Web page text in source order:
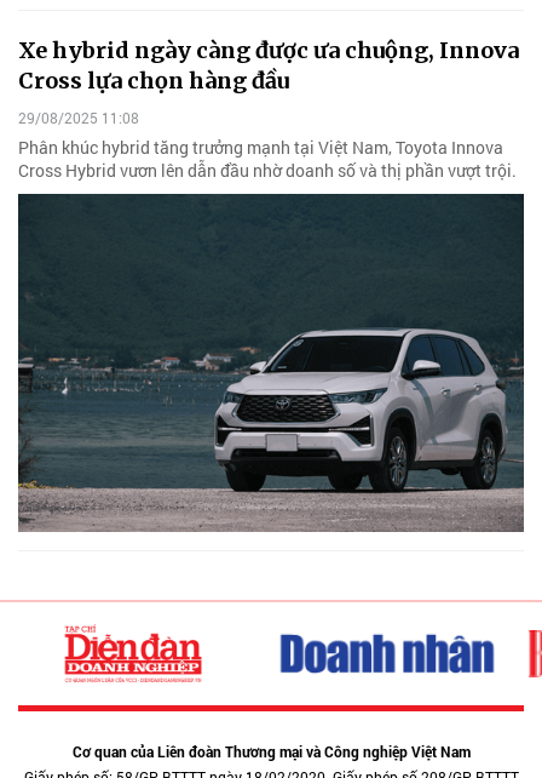
Xe hybrid ngày càng được ưa chuộng, Innova
Cross lựa chọn hàng đầu
29/08/2025 11:08
Phân khúc hybrid tăng trưởng mạnh tại Việt Nam, Toyota Innova
Cross Hybrid vươn lên dẫn đầu nhờ doanh số và thị phần vượt trội.
Cơ quan của Liên đoàn Thương mại và Công nghiệp Việt Nam